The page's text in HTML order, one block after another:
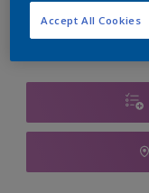
Accept All Cookies